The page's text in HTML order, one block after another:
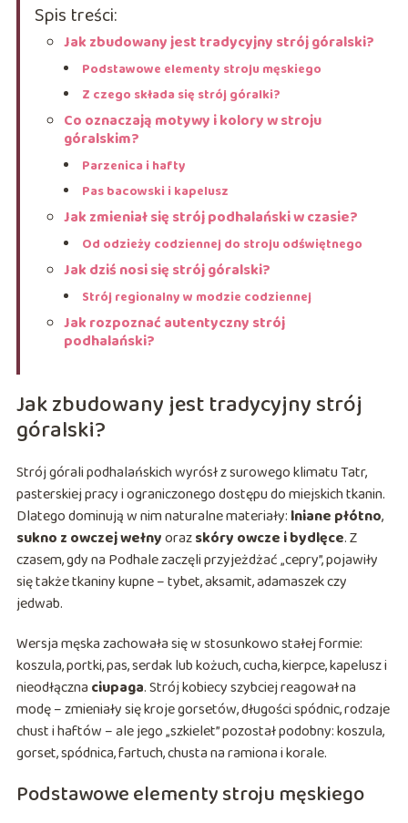
Spis treści:
Jak zbudowany jest tradycyjny strój góralski?
Podstawowe elementy stroju męskiego
Z czego składa się strój góralki?
Co oznaczają motywy i kolory w stroju
góralskim?
Parzenica i hafty
Pas bacowski i kapelusz
Jak zmieniał się strój podhalański w czasie?
Od odzieży codziennej do stroju odświętnego
Jak dziś nosi się strój góralski?
Strój regionalny w modzie codziennej
Jak rozpoznać autentyczny strój
podhalański?
Jak zbudowany jest tradycyjny strój
góralski?
Strój górali podhalańskich wyrósł z surowego klimatu Tatr,
pasterskiej pracy i ograniczonego dostępu do miejskich tkanin.
Dlatego dominują w nim naturalne materiały: lniane płótno,
sukno z owczej wełnyorazskóry owcze i bydlęce. Z
czasem, gdy na Podhale zaczęli przyjeżdżać „cepry”, pojawiły
się także tkaniny kupne – tybet, aksamit, adamaszek czy
jedwab.
Wersja męska zachowała się w stosunkowo stałej formie:
koszula, portki, pas, serdak lub kożuch, cucha, kierpce, kapelusz i
nieodłączna ciupaga. Strój kobiecy szybciej reagował na
modę – zmieniały się kroje gorsetów, długości spódnic, rodzaje
chust i haftów – ale jego „szkielet” pozostał podobny: koszula,
gorset, spódnica, fartuch, chusta na ramiona i korale.
Podstawowe elementy stroju męskiego